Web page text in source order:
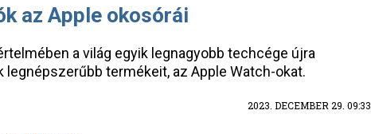
az Apple okosórái
a világ egyik legnagyobb techcége újra
legnépszerűbb termékeit, az Apple Watch-okat.
2023. DECEMBER 29. 09:33